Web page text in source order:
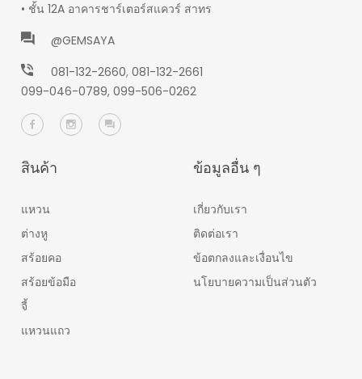
• ชั้น 12A อาคารชาร์เตอร์สแควร์ สาทร
@GEMSAYA
081-132-2660,081-132-2661
099-046-0789,099-506-0262
สินค้า
แหวน
ต่างหู
สร้อยคอ
สร้อยข้อมือ
จี้
แหวนแถว
ข้อมูลอื่น ๆ
เกี่ยวกับเรา
ติดต่อเรา
ข้อตกลงและเงื่อนไข
นโยบายความเป็นส่วนตัว